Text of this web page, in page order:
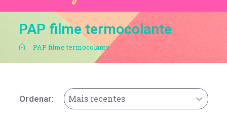
PAP filme termocolante
. PAP filme termocolante
Ordenar: Mais recentes